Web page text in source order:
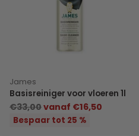
James
Basisreiniger voor vloeren 1l
Normale
prijs
€33,00vanaf €16,50
Bespaar tot 25 %